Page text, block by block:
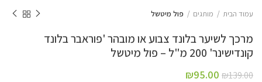
עמוד הבית מותגים פול מיטשל
מרכך לשיער בלונד צבוע או מובהר 'פוראבר בלונד
קונדישינר' 200 מ"ל – פול מיטשל
₪139.00
₪95.00